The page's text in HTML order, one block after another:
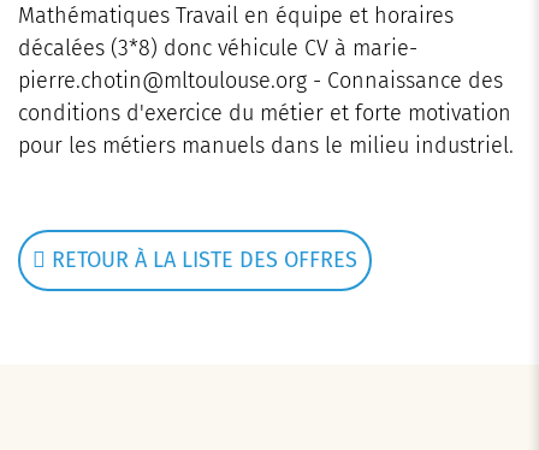
Mathématiques Travail en équipe et horaires
décalées (3*8) donc véhicule CV à marie-
pierre.chotin@mltoulouse.org - Connaissance des
conditions d'exercice du métier et forte motivation
pour les métiers manuels dans le milieu industriel.
RETOUR À LA LISTE DES OFFRES